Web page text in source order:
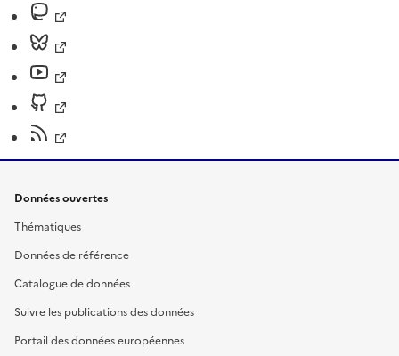
Données ouvertes
Thématiques
Données de référence
Catalogue de données
Suivre les publications des données
Portail des données européennes